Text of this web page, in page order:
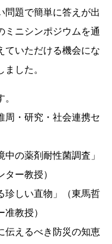
問題で簡単に答えが出
ミニシンポジウムを通
ていただける機会にな
した。
周・研究・社会連携セ
の薬剤耐性菌調査」
ー教授）
珍しい直物」（東馬哲
教授）
伝えるべき防災の知恵